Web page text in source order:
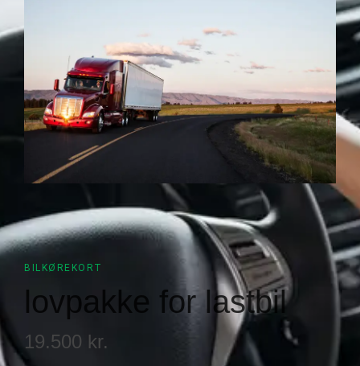
BILKØREKORT
lovpakke for lastbil
19.500 kr.